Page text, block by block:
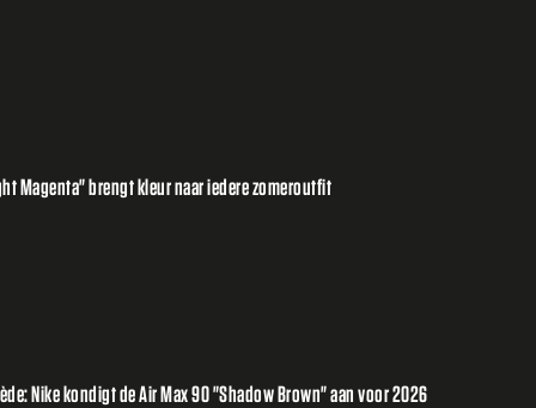
Magenta" brengt kleur naar iedere zomeroutfit
Nike kondigt de Air Max 90 "Shadow Brown" aan voor 2026